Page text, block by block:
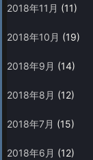
2018年11月 (11)
2018年10月 (19)
2018年9月 (14)
2018年8月 (12)
2018年7月 (15)
2018年6月 (12)